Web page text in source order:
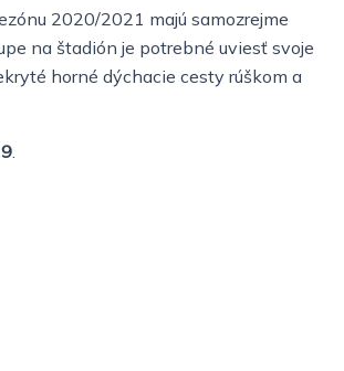
2020/2021 majú samozrejme
na štadión je potrebné uviesť svoje
horné dýchacie cesty rúškom a